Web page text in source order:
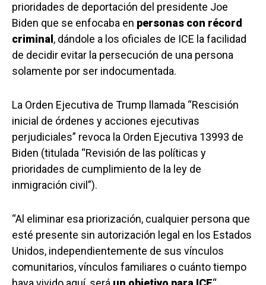
prioridades de deportación del presidente Joe
Biden que se enfocaba en personas con récord
criminal , dándole a los oficiales de ICE la facilidad
de decidir evitar la persecución de una persona
solamente por ser indocumentada.
La Orden Ejecutiva de Trump llamada “Rescisión
inicial de órdenes y acciones ejecutivas
perjudiciales” revoca la Orden Ejecutiva 13993 de
Biden (titulada “Revisión de las políticas y
prioridades de cumplimiento de la ley de
inmigración civil”).
“Al eliminar esa priorización, cualquier persona que
esté presente sin autorización legal en los Estados
Unidos, independientemente de sus vínculos
comunitarios, vínculos familiares o cuánto tiempo